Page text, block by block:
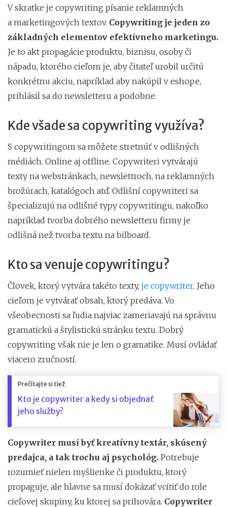
V skratke je copywriting písanie reklamných
a marketingových textov. Copywriting je jeden zo
základných elementov efektívneho marketingu.
Je to akt propagácie produktu, biznisu, osoby či
nápadu, ktorého cieľom je, aby čitateľ urobil určitú
konkrétnu akciu, napríklad aby nakúpil v eshope,
prihlásil sa do newsletteru a podobne.
Kde všade sa copywriting využíva?
S copywritingom sa môžete stretnúť v odlišných
médiách. Online aj offline. Copywriteri vytvárajú
texty na webstránkach, newslettroch, na reklamných
brožúrach, katalógoch atď. Odlišní copywriteri sa
špecializujú na odlišné typy copywritingu, nakoľko
napríklad tvorba dobrého newsletteru firmy je
odlišná než tvorba textu na bilboard.
Kto sa venuje copywritingu?
Človek, ktorý vytvára takéto texty, je copywriter. Jeho
cieľom je vytvárať obsah, ktorý predáva. Vo
všeobecnosti sa ľudia najviac zameriavajú na správnu
gramatickú a štylistickú stránku textu. Dobrý
copywriting však nie je len o gramatike. Musí ovládať
viacero zručností.
Prečítajte si tiež
Kto je copywriter a kedy si objednať
jeho služby?
Copywriter musí byť kreatívny textár, skúsený
predajca, a tak trochu aj psychológ. Potrebuje
rozumieť nielen myšlienke či produktu, ktorý
propaguje, ale hlavne sa musí dokázať vcítiť do role
cieľovej skupiny, ku ktorej sa prihovára. Copywriter